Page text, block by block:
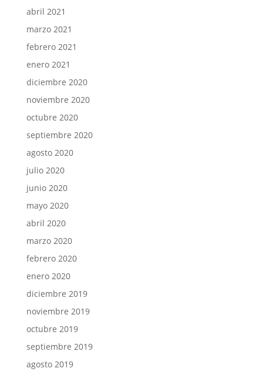
abril 2021
marzo 2021
febrero 2021
enero 2021
diciembre 2020
noviembre 2020
octubre 2020
septiembre 2020
agosto 2020
julio 2020
junio 2020
mayo 2020
abril 2020
marzo 2020
febrero 2020
enero 2020
diciembre 2019
noviembre 2019
octubre 2019
septiembre 2019
agosto 2019